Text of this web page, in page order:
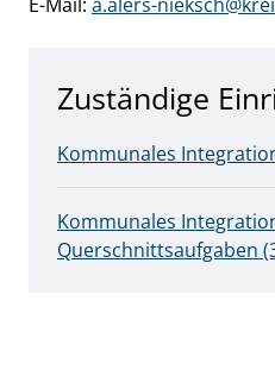
Zuständige
Kommunales
Kommunales
Querschnittsaufgaben